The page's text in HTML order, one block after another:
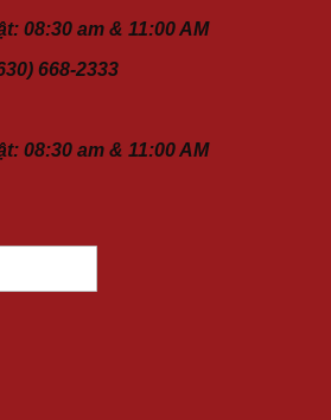
08:30 am & 11:00 AM
668-2333
08:30 am & 11:00 AM